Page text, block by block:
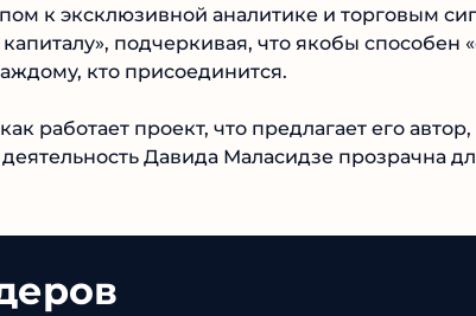
к эксклюзивной аналитике и торговым
подчеркивая, что якобы способен
кто присоединится.
работает проект, что предлагает его
Давида Маласидзе прозрачна